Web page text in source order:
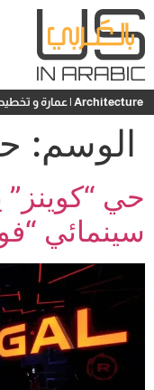
Architecture | عمارة و تخطيط
الوسم:
حي
سينمائي